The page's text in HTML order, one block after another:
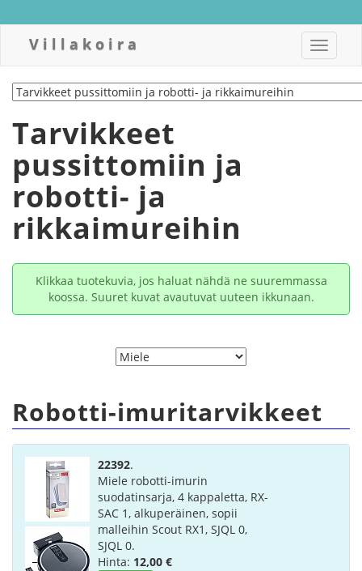
Toggle
Villakoira
Tarvikkeet
pussittomiin ja
robotti- ja
rikkaimureihin
Klikkaa tuotekuvia, jos haluat nähdä ne suuremmassa
koossa. Suuret kuvat avautuvat uuteen ikkunaan.
Robotti-imuritarvikkeet
22392.
Miele robotti-imurin
suodatinsarja, 4 kappaletta, RX-
SAC 1, alkuperäinen, sopii
malleihin Scout RX1, SJQL 0,
SJQL 0.
Hinta: 12,00 €